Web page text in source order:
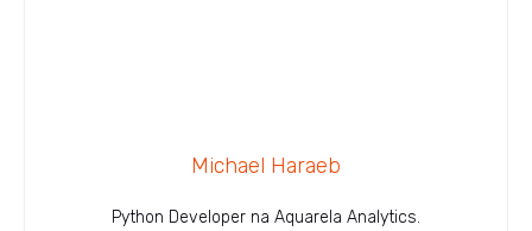
Michael Haraeb
Python Developer na Aquarela Analytics.